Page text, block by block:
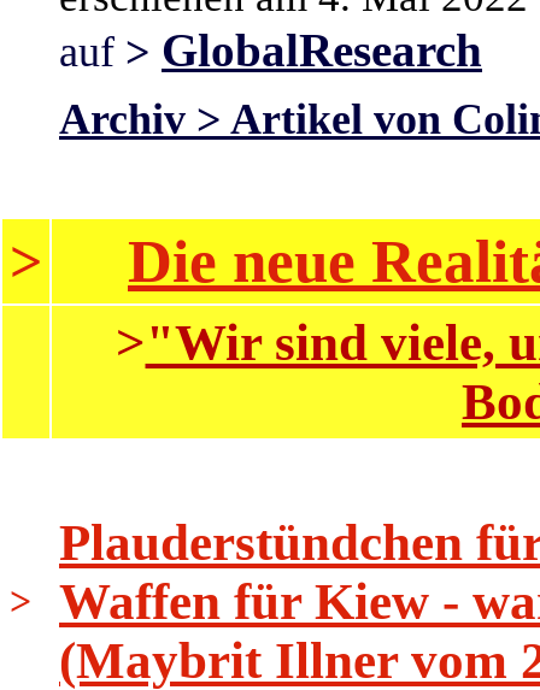
auf > GlobalResearch
Archiv > Artikel von
> Die neue
>"Wir sind viele,
>
Plauderstündchen
Waffen für Kiew -
(Maybrit Illner vom